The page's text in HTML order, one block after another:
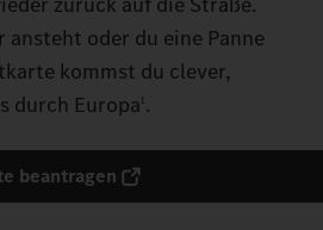
ansteht oder du eine Panne
kommst du clever,
durch Europa1.
beantragen